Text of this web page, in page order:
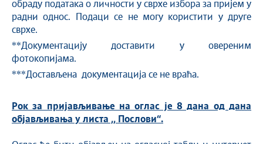
обраду података о личности у сврхе избора за пријем у
радни однос. Подаци се не могу користити у друге
сврхе.
**Документацију доставити у овереним
фотокопијама.
***Достављена документација се не враћа.
Рок за пријављивање на оглас је 8 дана од дана
објављивања у листа ,, Послови“.